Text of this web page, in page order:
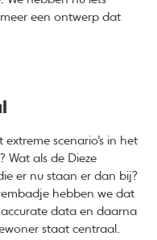
een ontwerp dat
scenario’s in het
Wat als de Dieze
er nu staan er dan bij?
hebben we dat
data en daarna
staat centraal.